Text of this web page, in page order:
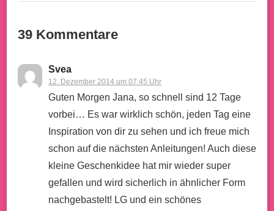
39 Kommentare
Svea
12. Dezember 2014 um 07:45 Uhr
Guten Morgen Jana, so schnell sind 12 Tage
vorbei… Es war wirklich schön, jeden Tag eine
Inspiration von dir zu sehen und ich freue mich
schon auf die nächsten Anleitungen! Auch diese
kleine Geschenkidee hat mir wieder super
gefallen und wird sicherlich in ähnlicher Form
nachgebastelt! LG und ein schönes